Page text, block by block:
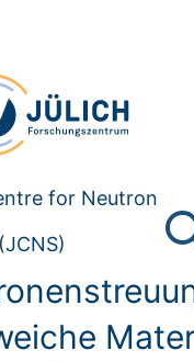
for Neutron